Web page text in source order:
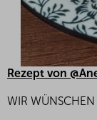
Rezept von
WIR